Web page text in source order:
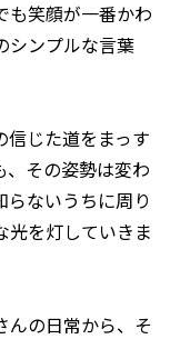
も笑顔が一番かわ
シンプルな言葉
信じた道をまっす
、その姿勢は変わ
らないうちに周り
光を灯していきま
んの日常から、そ